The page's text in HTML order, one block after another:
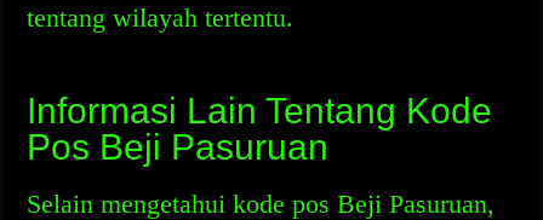
tentang wilayah tertentu.
Informasi Lain Tentang Kode
Pos Beji Pasuruan
Selain mengetahui kode pos Beji Pasuruan,